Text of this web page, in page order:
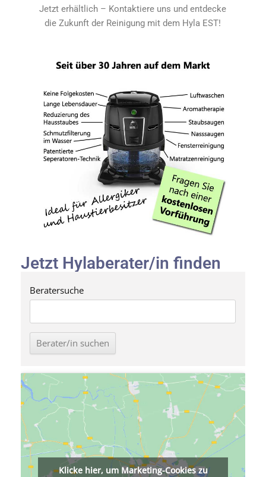
Jetzt erhältlich – Kontaktiere uns und entdecke
die Zukunft der Reinigung mit dem Hyla EST!
Jetzt Hylaberater/in finden
Beratersuche
Klicke hier, um Marketing-Cookies zu